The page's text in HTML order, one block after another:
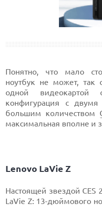
Понятно, что мало
ноутбук не может, так
одной
конфигурация с
большим количеством
максимальная вполне и
Lenovo LaVie Z
Настоящей звездой CES
LaVie Z: 13-дюймового